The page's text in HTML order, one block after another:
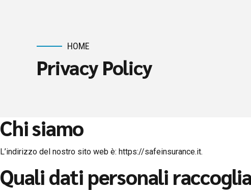
HOME
Privacy Policy
Chi siamo
L’indirizzo del nostro sito web è: https://safeinsurance.it.
Quali dati personali